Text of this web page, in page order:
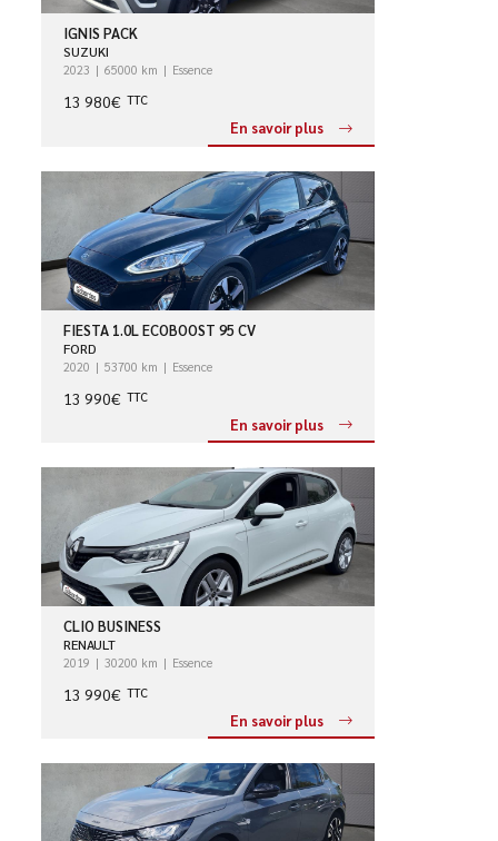
IGNIS PACK
SUZUKI
2023 65000 km Essence
13 980€ TTC
En savoir plus
FIESTA 1.0L ECOBOOST 95 CV
FORD
2020 53700 km Essence
13 990€ TTC
En savoir plus
CLIO BUSINESS
RENAULT
2019 30200 km Essence
13 990€ TTC
En savoir plus